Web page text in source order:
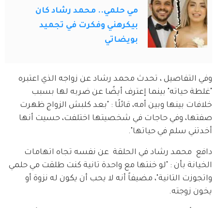
مي حلمي.. محمد رشاد كان
بيكرهني وفكرت في تجميد
بويضاتي
وفي التفاصيل ، تحدث محمد رشاد عن زواجه الذي اعتبره
"غلطة حياته" بينما إعترف أيضًا عن ضربه لها بسبب
خلافات بينها وبين أمه، قائلًا : "بعد كلبش الزواج ظهرت
صفتها، وفي حاجات في شخصيتها اختلفت، حسيت أنها
أخدتني سلم في حياتها".
دافع  محمد رشاد في الحلقة  عن نفسه تجاه اتهامات
الخيانة بأن : "لو خنتها مع واحدة تانية كنت طلقت مي حلمي
واتجوزت التانية"، مضيفاً أنه لا يحب أن يكون له نزوة أو
يخون زوجته.